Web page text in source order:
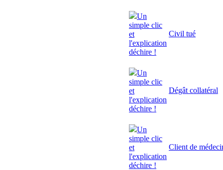
Un
simple clic
et
l'explication
déchire !
Civil tué
Un
simple clic
et
l'explication
déchire !
Dégât collatéral
Un
simple clic
et
l'explication
déchire !
Client de